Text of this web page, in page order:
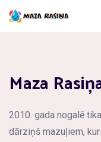
Maza
2010. gada nogalē
dārziņš mazuļiem,